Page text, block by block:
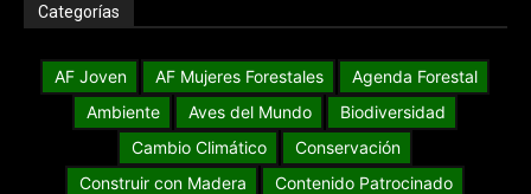
Categorías
AF Joven AF Mujeres Forestales
Agenda Forestal
Ambiente
Aves del Mundo
Biodiversidad
Cambio Climático
Conservación
Construir con Madera
Contenido Patrocinado